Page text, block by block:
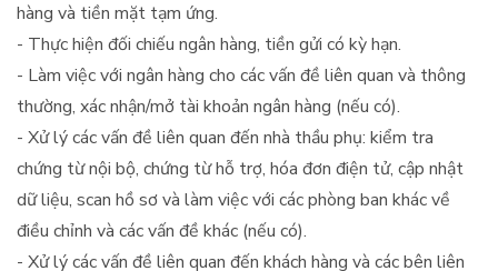
hàng và tiền mặt tạm ứng.
- Thực hiện đối chiếu ngân hàng, tiền gửi có kỳ hạn.
- Làm việc với ngân hàng cho các vấn đề liên quan và thông
thường, xác nhận/mở tài khoản ngân hàng (nếu có).
- Xử lý các vấn đề liên quan đến nhà thầu phụ: kiểm tra
chứng từ nội bộ, chứng từ hỗ trợ, hóa đơn điện tử, cập nhật
dữ liệu, scan hồ sơ và làm việc với các phòng ban khác về
điều chỉnh và các vấn đề khác (nếu có).
- Xử lý các vấn đề liên quan đến khách hàng và các bên liên